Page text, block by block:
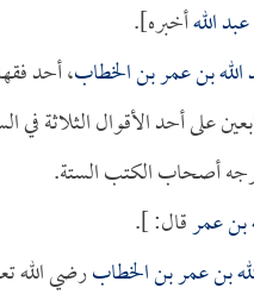
اللهأخبره].
الله بن عمر بن الخطاب، أحد
على أحد الأقوال الثلاثة في
أصحاب الكتب الستة.
بن عمرقال: ].
بن عمر بن الخطابرضي الله